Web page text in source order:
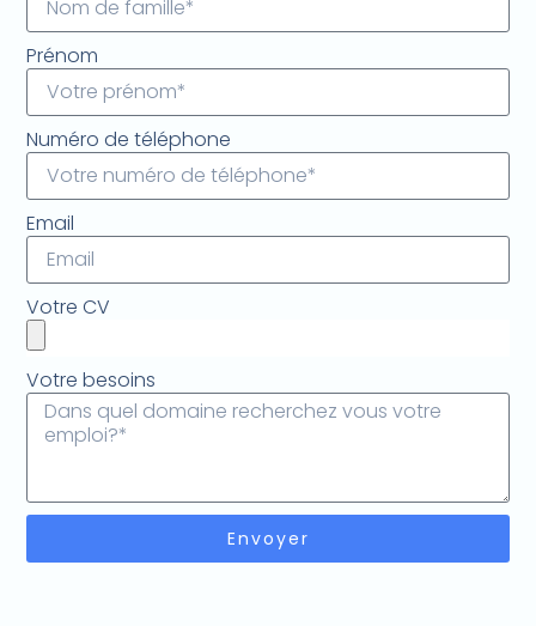
Prénom
Numéro de téléphone
Email
Votre CV
Votre besoins
Envoyer